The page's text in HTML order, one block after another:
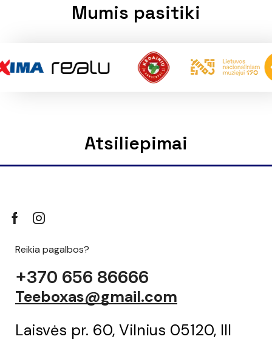
Mumis pasitiki
Atsiliepimai
Reikia pagalbos?
+370 656 86666
Teeboxas@gmail.com
Laisvės pr. 60, Vilnius 05120, III